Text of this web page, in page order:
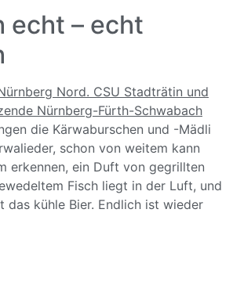
echt – echt
die Kärwaburschen und -Mädli
schon von weitem kann
erkennen, ein Duft von gegrillten
Fisch liegt in der Luft, und
das kühle Bier. Endlich ist wieder